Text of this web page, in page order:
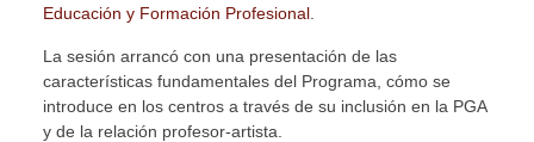
Educación y Formación Profesional.
La sesión arrancó con una presentación de las
características fundamentales del Programa, cómo se
introduce en los centros a través de su inclusión en la PGA
y de la relación profesor-artista.